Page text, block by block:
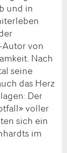
und in
von
Nach
seine
das Herz
Der
voller
sich ein
im